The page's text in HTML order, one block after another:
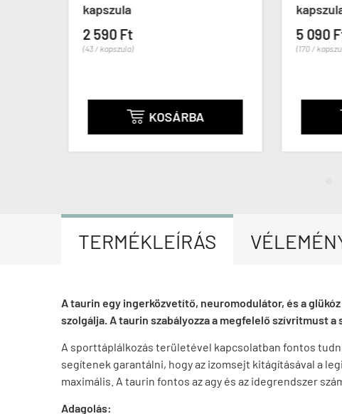
kapszula
2 590 Ft
(43 / kapszula)
 KOSÁRBA
kapszula
5 090 Ft
(170 / kapszula)
TERMÉKLEÍRÁS
A taurin egy ingerközvetítő, neuromodulátor, és a
szolgálja. A taurin szabályozza a megfelelő szívritmust
A sporttáplálkozás területével kapcsolatban fontos
segítenek garantálni, hogy az izomsejt kitágításával a
maximális. A taurin fontos az agy és az idegrendszer
Adagolás: